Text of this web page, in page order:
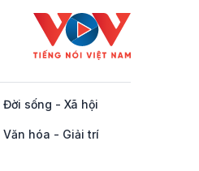
Đời sống - Xã hội
Văn hóa - Giải trí